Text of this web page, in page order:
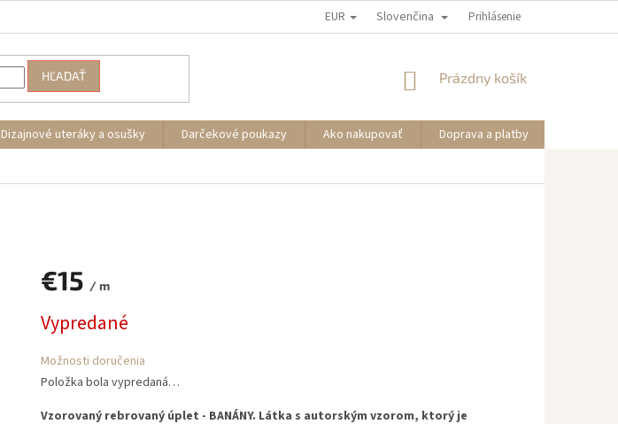
EUR Slovenčina Prihlásenie
HĽADAŤ
NÁKUPNÝ
Prázdny košík
Dizajnové uteráky a osušky Darčekové poukazy Ako nakupovať Doprava a platby
€15 / m
cena:
Vypredané
Možnosti doručenia
Položka bola vypredaná…
Vzorovaný rebrovaný úplet - BANÁNY. Látka s autorským vzorom, ktorý je